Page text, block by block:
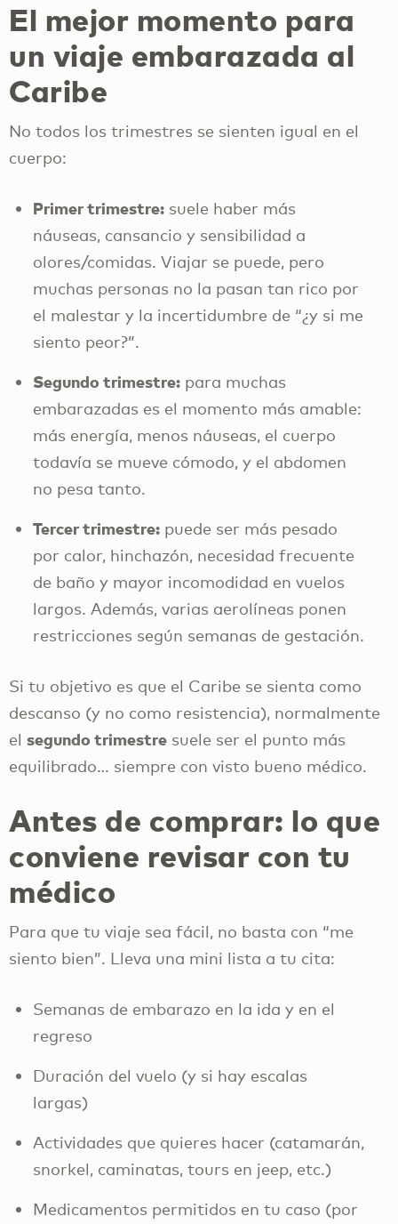
El mejor momento para
un viaje embarazada al
Caribe
No todos los trimestres se sienten igual en el
cuerpo:
Primer trimestre:suele haber más
náuseas, cansancio y sensibilidad a
olores/comidas. Viajar se puede, pero
muchas personas no la pasan tan rico por
el malestar y la incertidumbre de “¿y si me
siento peor?”.
Segundo trimestre:para muchas
embarazadas es el momento más amable:
más energía, menos náuseas, el cuerpo
todavía se mueve cómodo, y el abdomen
no pesa tanto.
Tercer trimestre:puede ser más pesado
por calor, hinchazón, necesidad frecuente
de baño y mayor incomodidad en vuelos
largos. Además, varias aerolíneas ponen
restricciones según semanas de gestación.
Si tu objetivo es que el Caribe se sienta como
descanso (y no como resistencia), normalmente
el segundo trimestre suele ser el punto más
equilibrado… siempre con visto bueno médico.
Antes de comprar: lo que
conviene revisar con tu
médico
Para que tu viaje sea fácil, no basta con “me
siento bien”. Lleva una mini lista a tu cita:
Semanas de embarazo en la ida y en el
regreso
Duración del vuelo (y si hay escalas
largas)
Actividades que quieres hacer (catamarán,
snorkel, caminatas, tours en jeep, etc.)
Medicamentos permitidos en tu caso (por